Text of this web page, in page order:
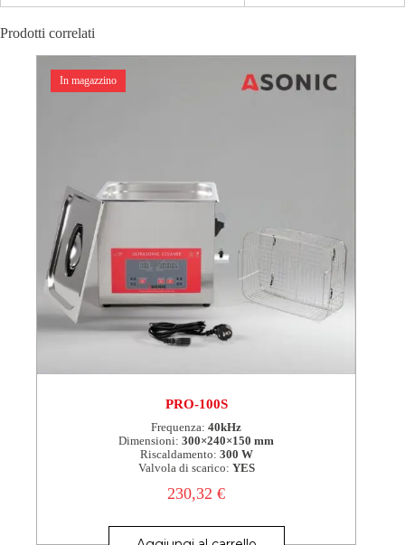
Prodotti correlati
In magazzino
PRO-100S
Frequenza: 40kHz
Dimensioni: 300×240×150 mm
Riscaldamento: 300 W
Valvola di scarico: YES
230,32€